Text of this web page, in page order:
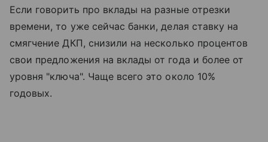
Если говорить про вклады на разные отрезки
времени, то уже сейчас банки, делая ставку на
смягчение ДКП, снизили на несколько процентов
свои предложения на вклады от года и более от
уровня "ключа". Чаще всего это около 10%
годовых.